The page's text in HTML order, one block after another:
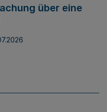
über eine